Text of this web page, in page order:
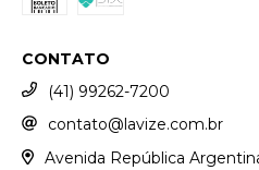
CONTATO
(41) 99262-7200
contato@lavize.com.br
Avenida República